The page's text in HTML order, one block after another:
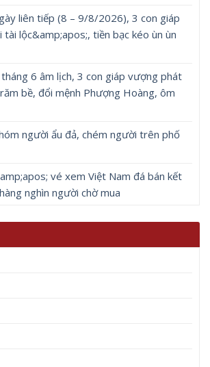
liên tiếp (8 – 9/8/2026), 3 con giáp
tài lộc&amp;apos;, tiền bạc kéo ùn ùn
6 âm lịch, 3 con giáp vượng phát
bề, đổi mệnh Phượng Hoàng, ôm
người ẩu đả, chém người trên phố
vé xem Việt Nam đá bán kết
nghìn người chờ mua